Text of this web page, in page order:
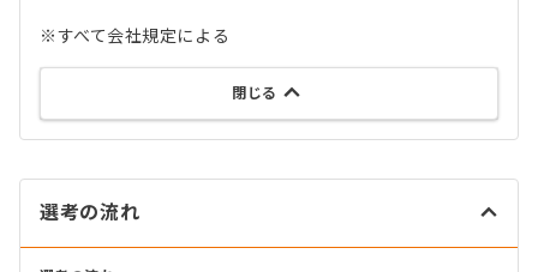
※すべて会社規定による
閉じる
選考の流れ